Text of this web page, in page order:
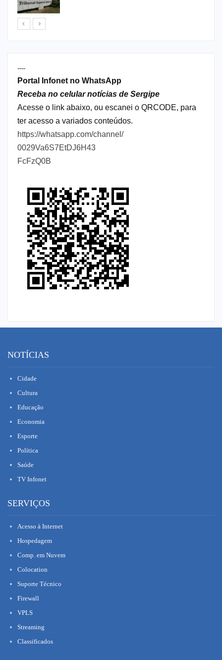
----
Portal Infonet no WhatsApp
Receba no celular notícias de Sergipe
Acesse o link abaixo, ou escanei o QRCODE, para
ter acesso a variados conteúdos.
https://whatsapp.com/channel/
0029Va6S7EtDJ6H43
FcFzQ0B
NOTÍCIAS
Cidade
Cultura
Educação
Economia
Esporte
Política
Saúde
TV Infonet
SERVIÇOS
Acesso à Internet
Hospedagem
Comp. em Nuvem
Colocation
Suporte Técnico
Firewall
VPLS
Streaming
Classificados